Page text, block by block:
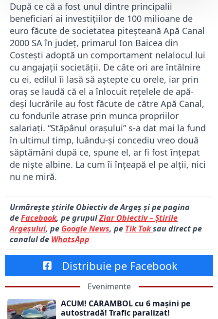
După ce că a fost unul dintre principalii
beneficiari ai investițiilor de 100 milioane de
euro făcute de societatea piteșteană Apă Canal
2000 SA în județ, primarul Ion Baicea din
Costești adoptă un comportament nelalocul lui
cu angajații societății. De câte ori are întâlnire
cu ei, edilul îi lasă să aștepte cu orele, iar prin
oraș se laudă că el a înlocuit rețelele de apă-
deși lucrările au fost făcute de către Apă Canal,
cu fondurile atrase prin munca propriilor
salariați. “Stăpânul orașului” s-a dat mai la fund
în ultimul timp, luându-și concediu vreo două
săptămâni după ce, spune el, ar fi fost înțepat
de niște albine. La cum îi înțeapă el pe alții, nici
nu ne miră.
Urmărește știrile Obiectiv de Argeș și pe pagina
deFacebook, pe grupulZiar Obiectiv – Știrile
Argeșului, pe Google News, pe Tik Toksau direct pe
canalul de WhatsApp
Distribuie pe Facebook
Evenimente
ACUM! CARAMBOL cu 6 mașini pe
autostradă! Trafic paralizat!